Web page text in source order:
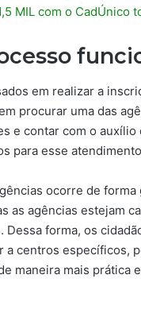
MIL com o CadÚnico
em realizar a
procurar uma das
e contar com o auxílio
para esse
ocorre de forma
as agências estejam
Dessa forma, os
a centros específicos,
maneira mais prática